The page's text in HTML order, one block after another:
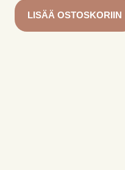
LISÄÄ OSTOSKORIIN